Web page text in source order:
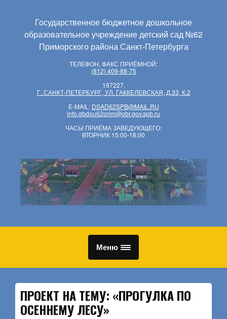
Государственное бюджетное дошкольное
образовательное учреждение детский сад №62
Приморского района Санкт-Петербурга
ТЕЛЕФОН, ФАКС ПРИЁМНОЙ:
(812) 409-88-75
197227,
Г. САНКТ-ПЕТЕРБУРГ, УЛ. ГАККЕЛЕВСКАЯ, Д.33, К.2
E-MAIL: DSAD62SPB@MAIL.RU
info.gbdou62prim@obr.gov.spb.ru
ЧАСЫ ПРИЁМА ЗАВЕДУЮЩЕГО:
ВТОРНИК 15:00-18:00
Меню
ПРОЕКТ НА ТЕМУ: «ПРОГУЛКА ПО
ОСЕННЕМУ ЛЕСУ»